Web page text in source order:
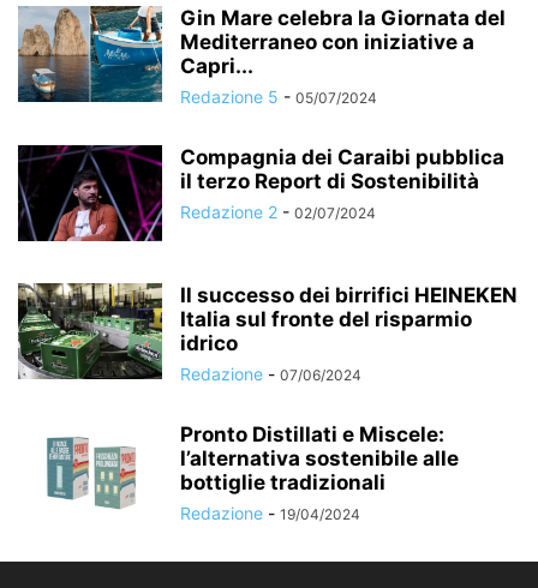
Gin Mare celebra la Giornata del
Mediterraneo con iniziative a
Capri...
Redazione 5 - 05/07/2024
Compagnia dei Caraibi pubblica
il terzo Report di Sostenibilità
Redazione 2 - 02/07/2024
Il successo dei birrifici HEINEKEN
Italia sul fronte del risparmio
idrico
Redazione - 07/06/2024
Pronto Distillati e Miscele:
l’alternativa sostenibile alle
bottiglie tradizionali
Redazione - 19/04/2024